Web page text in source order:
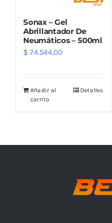
Sonax – Gel
Abrillantador De
Neumáticos – 500ml
$ 74.544,00
Añadir al
carrito
Detalles